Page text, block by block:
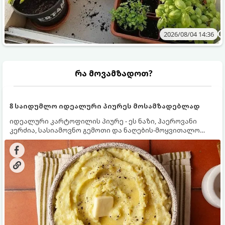
2026/08/04 14:36
რა მოვამზადოთ?
8 საიდუმლო იდეალური პიურეს მოსამზადებლად
იდეალური კარტოფილის პიურე - ეს ნაზი, ჰაეროვანი
კერძია, სასიამოვნო გემოთი და ნაღების-მოყვითალო
ფერით. მისი მომზადება ძალიან მარტივია, მაგრამ
არსებობს რამდენიმე საიდუმლო, რომლებიც უნდა
იცოდეთ, რომ პიურე იდეალურად გემრიელი გამოვიდეს.